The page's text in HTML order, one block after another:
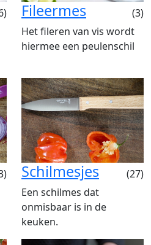
Fileermes
(3)
Het fileren van vis wordt
hiermee een peulenschil
Schilmesjes
(27)
Een schilmes dat
onmisbaar is in de
keuken.